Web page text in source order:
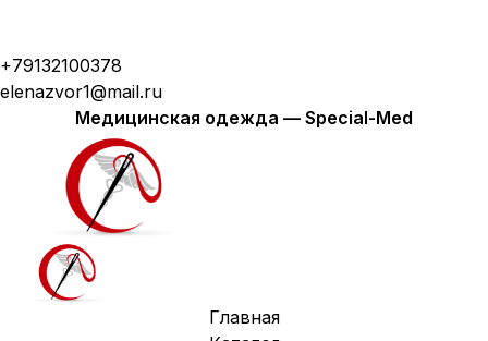
+79132100378
elenazvor1@mail.ru
Медицинская одежда — Special-Med
Главная